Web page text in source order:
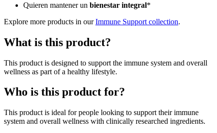
Quieren mantener un bienestar integral*
Explore more products in ourImmune Support collection.
What is this product?
This product is designed to support the immune system and overall
wellness as part of a healthy lifestyle.
Who is this product for?
This product is ideal for people looking to support their immune
system and overall wellness with clinically researched ingredients.